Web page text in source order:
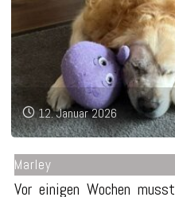
12. Januar 2026
Marley
Vor einigen Wochen